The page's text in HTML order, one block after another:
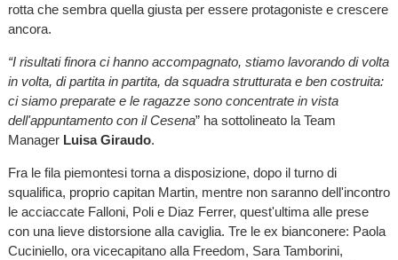
rotta che sembra quella giusta per essere protagoniste e crescere
ancora.
“I risultati finora ci hanno accompagnato, stiamo lavorando di volta
in volta, di partita in partita, da squadra strutturata e ben costruita:
ci siamo preparate e le ragazze sono concentrate in vista
dell'appuntamento con il Cesena” ha sottolineato la Team
ManagerLuisa Giraudo.
Fra le fila piemontesi torna a disposizione, dopo il turno di
squalifica, proprio capitan Martin, mentre non saranno dell'incontro
le acciaccate Falloni, Poli e Diaz Ferrer, quest'ultima alle prese
con una lieve distorsione alla caviglia. Tre le ex bianconere: Paola
Cuciniello, ora vicecapitano alla Freedom, Sara Tamborini,